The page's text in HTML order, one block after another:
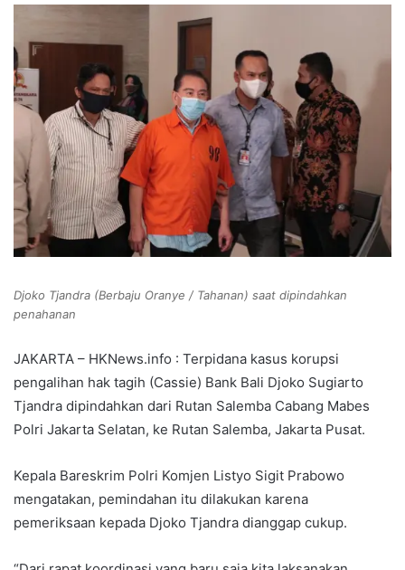
Djoko Tjandra (Berbaju Oranye / Tahanan) saat dipindahkan
penahanan
JAKARTA – HKNews.info : Terpidana kasus korupsi
pengalihan hak tagih (Cassie) Bank Bali Djoko Sugiarto
Tjandra dipindahkan dari Rutan Salemba Cabang Mabes
Polri Jakarta Selatan, ke Rutan Salemba, Jakarta Pusat.
Kepala Bareskrim Polri Komjen Listyo Sigit Prabowo
mengatakan, pemindahan itu dilakukan karena
pemeriksaan kepada Djoko Tjandra dianggap cukup.